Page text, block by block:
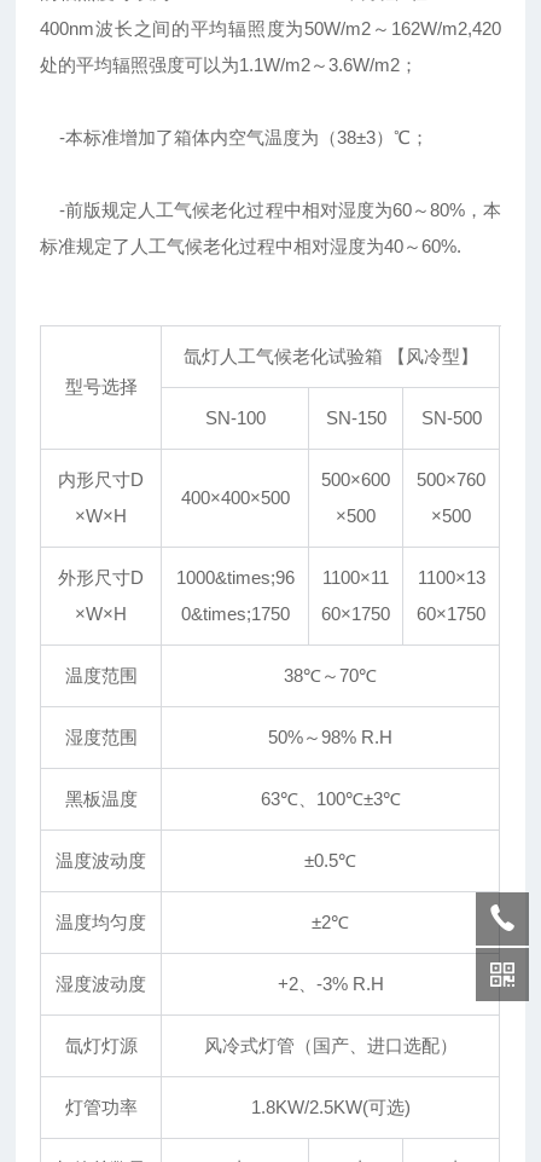
400nm波长之间的平均辐照度为50W/m2～162W/m2,420
处的平均辐照强度可以为1.1W/m2～3.6W/m2；
-本标准增加了箱体内空气温度为（38±3）℃；
-前版规定人工气候老化过程中相对湿度为60～80%，本
标准规定了人工气候老化过程中相对湿度为40～60%.
型号选择
氙灯人工气候老化试验箱 【风冷型】
SN-100 SN-150 SN-500
内形尺寸D
×W×H
400×400×500
500×600
×500
500×760
×500
外形尺寸D
×W×H
1000&times;96
0&times;1750
1100×11
60×1750
1100×13
60×1750
温度范围 38℃～70℃
湿度范围 50%～98% R.H
黑板温度 63℃、100℃±3℃
温度波动度 ±0.5℃
温度均匀度 ±2℃
湿度波动度 +2、-3% R.H
氙灯灯源 风冷式灯管（国产、进口选配）
灯管功率 1.8KW/2.5KW(可选)